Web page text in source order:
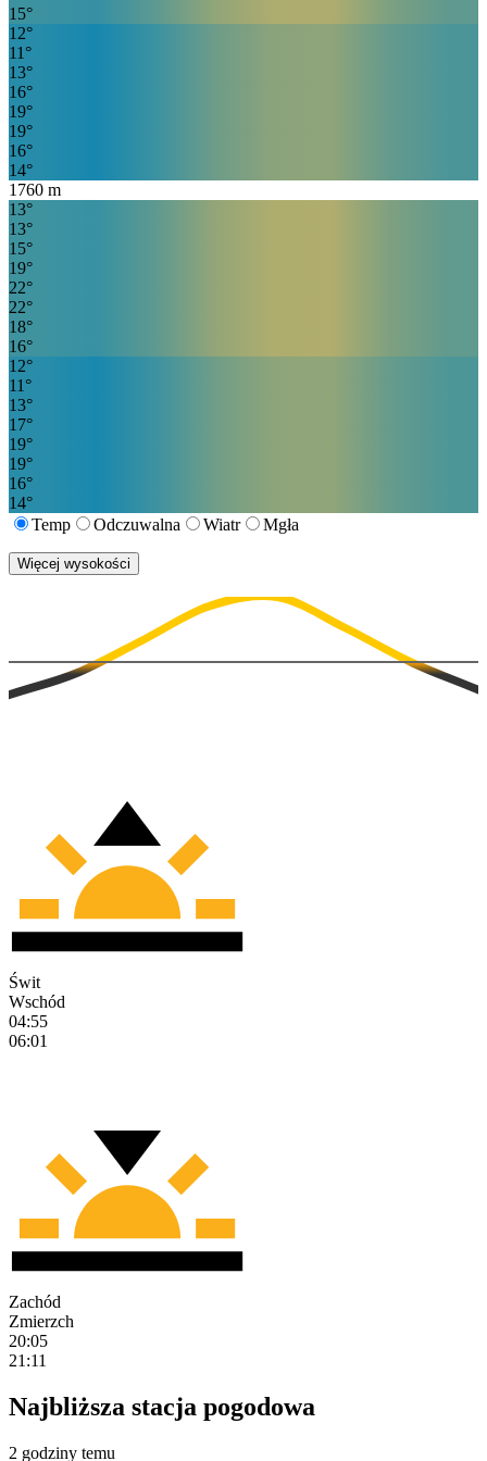
15°
12°
11 °
13°
16°
19°
19°
16°
14°
1760 m
13°
13°
15°
19°
22°
22°
18°
16°
12°
11 °
13°
17°
19°
19°
16°
14°
Temp
Odczuwalna Wiatr Mgła
Więcej wysokości
Świt
Wschód
04:55
06:01
Zachód
Zmierzch
20:05
21:11
Najbliższa stacja pogodowa
2 godziny temu